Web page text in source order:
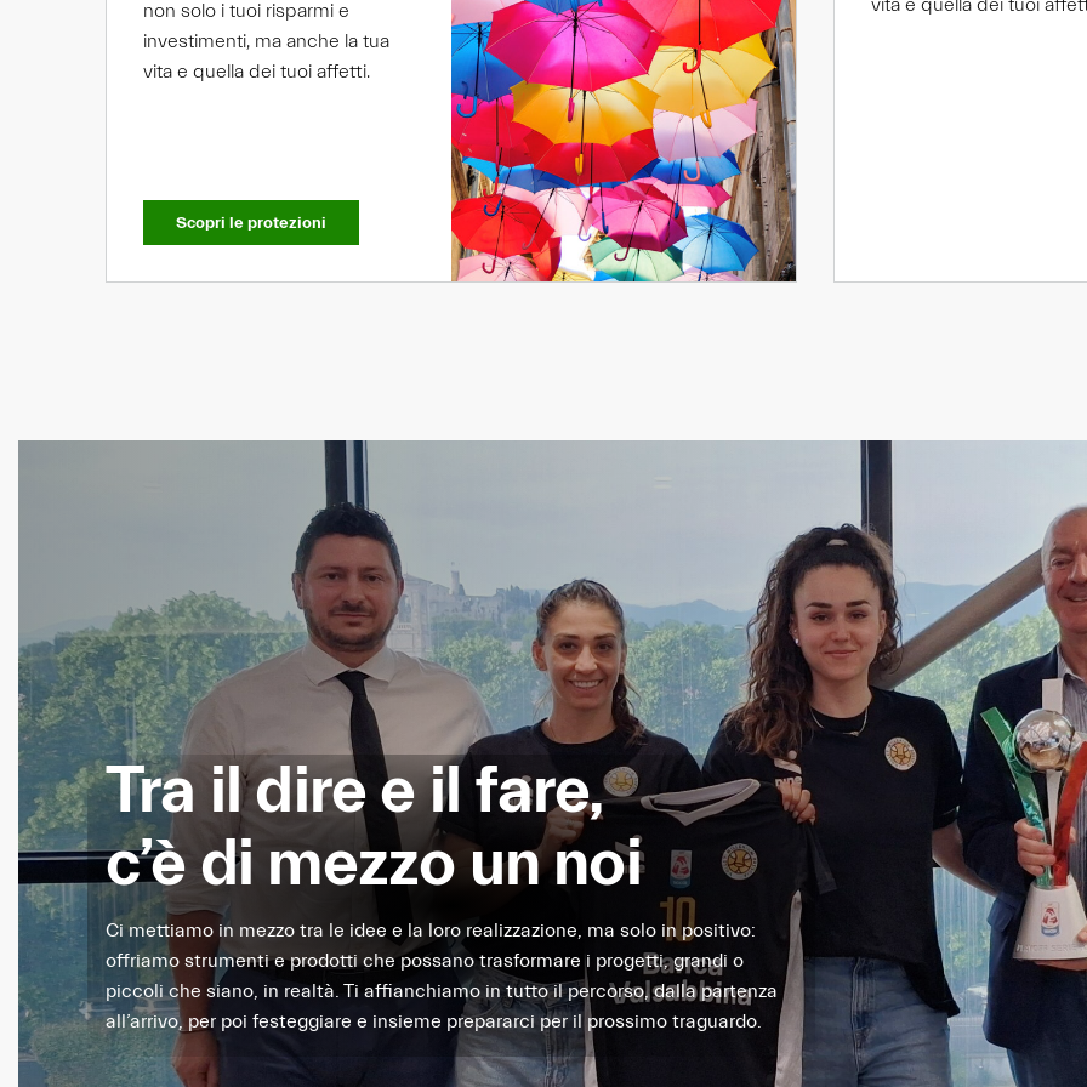
non solo i tuoi risparmi e
investimenti, ma anche la tua
vita e quella dei tuoi affetti.
Scopri le protezioni
vita e quella dei tuoi
Tra il dire e il fare,
c’è di mezzo un noi
Ci mettiamo in mezzo tra le idee e la loro realizzazione, ma solo in positivo:
offriamo strumenti e prodotti che possano trasformare i progetti, grandi o
piccoli che siano, in realtà. Ti affianchiamo in tutto il percorso, dalla partenza
all’arrivo, per poi festeggiare e insieme prepararci per il prossimo traguardo.